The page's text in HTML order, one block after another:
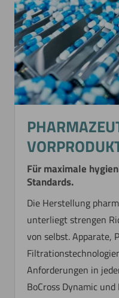
Für maximale
Standards.
Die Herstellung
unterliegt strengen
von selbst. Apparate,
Anforderungen in
BoCross Dynamic